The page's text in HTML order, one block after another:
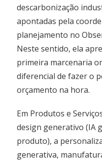
descarbonização
apontadas pela
planejamento no
Neste sentido, ela
primeira marcenaria
diferencial de fazer o
orçamento na hora.
Em Produtos e
design generativo (IA
produto), a
generativa,